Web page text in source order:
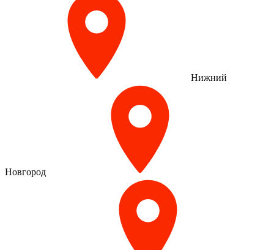
Нижний
Новгород